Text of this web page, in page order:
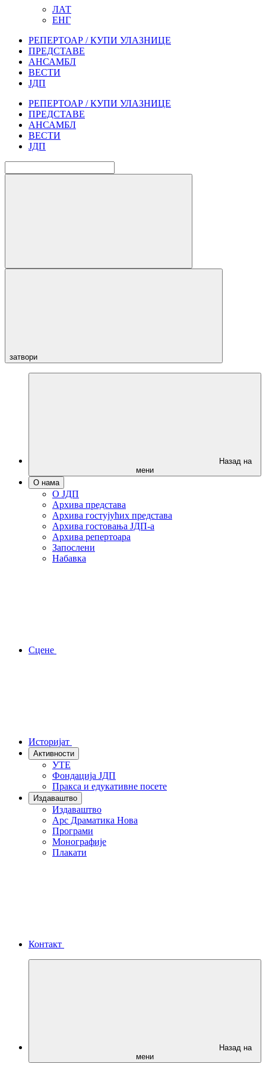
ЛАТ
ЕНГ
РЕПЕРТОАР / КУПИ УЛАЗНИЦЕ
ПРЕДСТАВЕ
АНСАМБЛ
ВЕСТИ
ЈДП
РЕПЕРТОАР / КУПИ УЛАЗНИЦЕ
ПРЕДСТАВЕ
АНСАМБЛ
ВЕСТИ
ЈДП
затвори
Назад на
мени
О нама
О ЈДП
Архива представа
Архива гостујућих представа
Архива гостовања ЈДП-а
Архива репертоара
Запослени
Набавка
Сцене
Историјат
Активности
УТЕ
Фондација ЈДП
Пракса и едукативне посете
Издаваштво
Издаваштво
Арс Драматика Нова
Програми
Монографије
Плакати
Контакт
Назад на
мени